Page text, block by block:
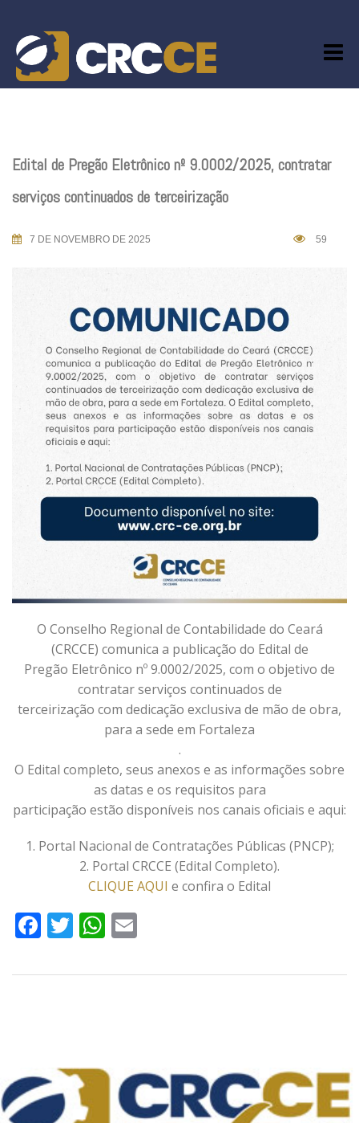
content
Edital de Pregão Eletrônico nº 9.0002/2025, contratar
serviços continuados de terceirização
7 DE NOVEMBRO DE 2025 59
O Conselho Regional de Contabilidade do Ceará
(CRCCE) comunica a publicação do Edital de
Pregão Eletrônico nº 9.0002/2025, com o objetivo de
contratar serviços continuados de
terceirização com dedicação exclusiva de mão de obra,
para a sede em Fortaleza
.
O Edital completo, seus anexos e as informações sobre
as datas e os requisitos para
participação estão disponíveis nos canais oficiais e aqui:
1. Portal Nacional de Contratações Públicas (PNCP);
2. Portal CRCCE (Edital Completo).
CLIQUE AQUI e confira o Edital
Facebook
TwitterWhatsApp